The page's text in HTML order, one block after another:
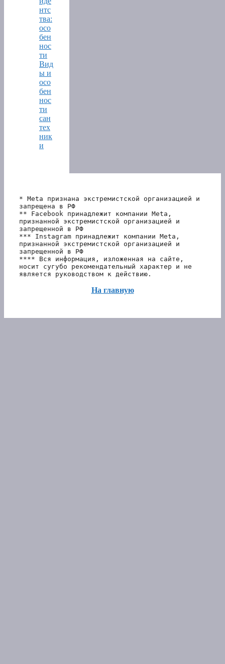
нтс
тва:
осо
бен
нос
ти
Вид
ы и
осо
бен
нос
ти
сан
тех
ник
и
* Meta признана экстремистской организацией и
запрещена в РФ
** Facebook принадлежит компании Meta,
признанной экстремистской организацией и
запрещенной в РФ
*** Instagram принадлежит компании Meta,
признанной экстремистской организацией и
запрещенной в РФ
**** Вся информация, изложенная на сайте,
носит сугубо рекомендательный характер и не
является руководством к действию.
На главную